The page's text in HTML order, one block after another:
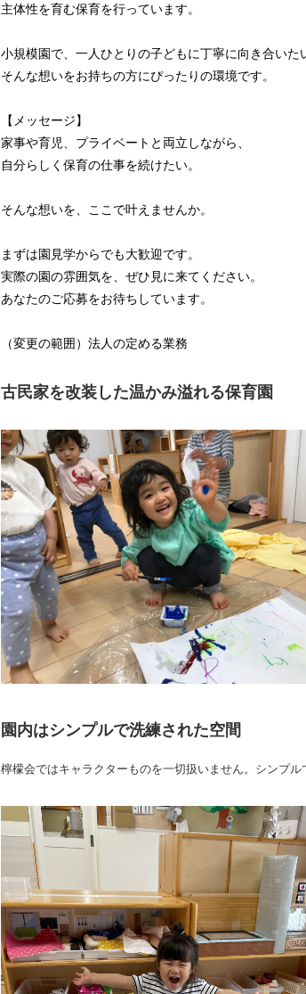
主体性を育む保育を行っています。
小規模園で、一人ひとりの子どもに丁寧に向き合いた
そんな想いをお持ちの方にぴったりの環境です。
【メッセージ】
家事や育児、プライベートと両立しながら、
自分らしく保育の仕事を続けたい。
そんな想いを、ここで叶えませんか。
まずは園見学からでも大歓迎です。
実際の園の雰囲気を、ぜひ見に来てください。
あなたのご応募をお待ちしています。
（変更の範囲）法人の定める業務
古民家を改装した温かみ溢れる保育園
園内はシンプルで洗練された空間
檸檬会ではキャラクターものを一切扱いません。シンプ